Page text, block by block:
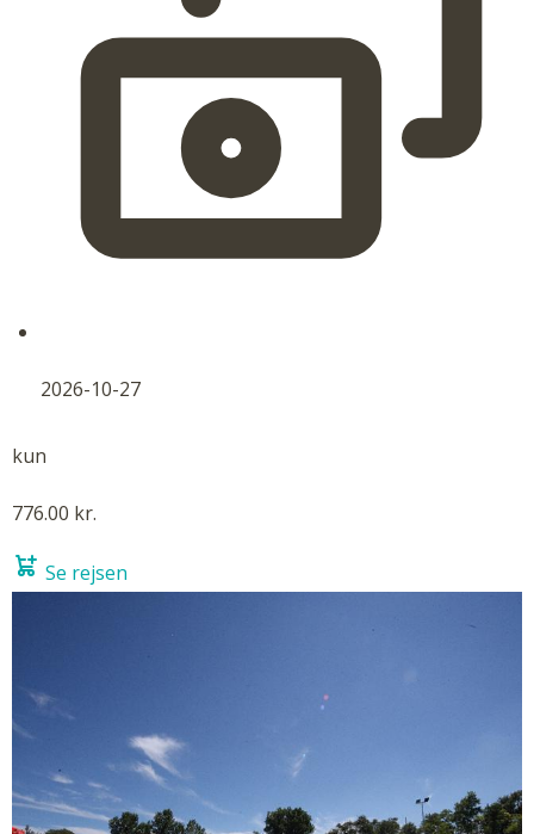
2026-10-27
kun
776.00 kr.
Se rejsen